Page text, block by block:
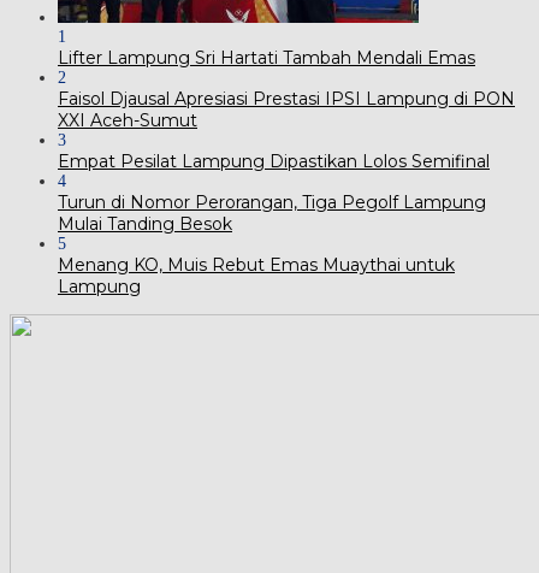
1
Lifter Lampung Sri Hartati Tambah Mendali Emas
2
Faisol Djausal Apresiasi Prestasi IPSI Lampung di PON
XXI Aceh-Sumut
3
Empat Pesilat Lampung Dipastikan Lolos Semifinal
4
Turun di Nomor Perorangan, Tiga Pegolf Lampung
Mulai Tanding Besok
5
Menang KO, Muis Rebut Emas Muaythai untuk
Lampung